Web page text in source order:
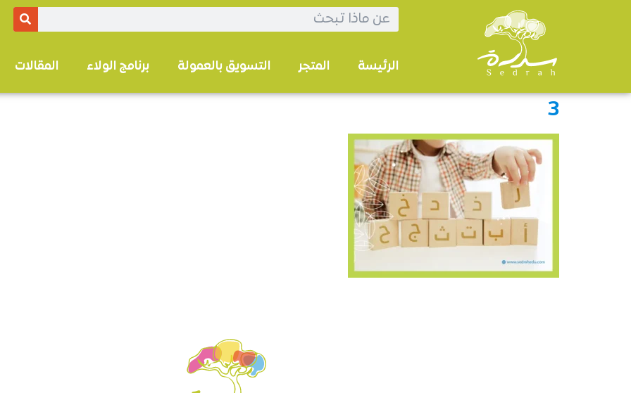
الرئيسة المتجر التسويق بالعمولة برنامج الولاء المقالات
3